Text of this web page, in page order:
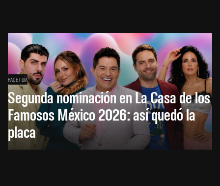
HACE 1 DÍA
Segunda nominación en La Casa de los
Famosos México 2026: así quedó la
placa